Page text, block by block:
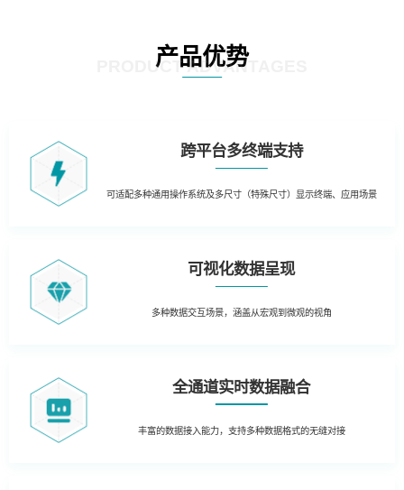
产品优势
PRODUCT ADVANTAGES
跨平台多终端支持
可适配多种通用操作系统及多尺寸（特殊尺寸）显示终端、应用场景
可视化数据呈现
多种数据交互场景，涵盖从宏观到微观的视角
全通道实时数据融合
丰富的数据接入能力，支持多种数据格式的无缝对接